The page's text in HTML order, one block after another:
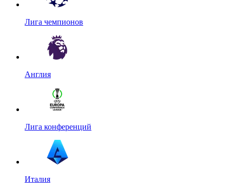
Лига чемпионов
Англия
Лига конференций
Италия